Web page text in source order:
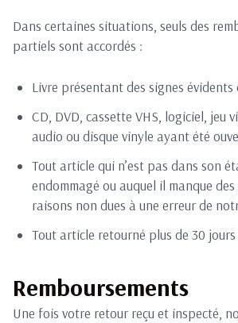
Dans certaines situations, seuls des
partiels sont accordés :
Livre présentant des signes évidents
CD, DVD, cassette VHS, logiciel, jeu
audio ou disque vinyle ayant été
Tout article qui n’est pas dans son
endommagé ou auquel il manque
raisons non dues à une erreur de
Tout article retourné plus de 30
Remboursements
Une fois votre retour reçu et inspecté,